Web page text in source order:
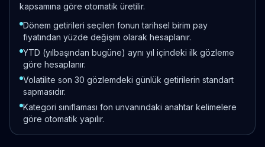
kapsamına göre otomatik üretilir.
Dönem getirileri seçilen fonun tarihsel birim pay
fiyatından yüzde değişim olarak hesaplanır.
YTD (yılbaşından bugüne) aynı yıl içindeki ilk gözleme
göre hesaplanır.
Volatilite son 30 gözlemdeki günlük getirilerin standart
sapmasıdır.
Kategori sınıflaması fon unvanındaki anahtar kelimelere
göre otomatik yapılır.